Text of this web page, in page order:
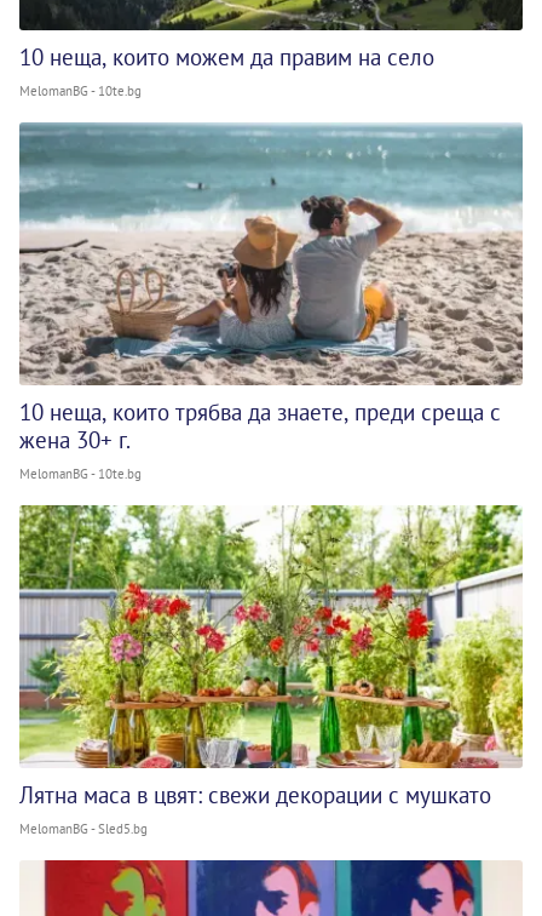
10 неща, които можем да правим на село
MelomanBG - 10te.bg
10 неща, които трябва да знаете, преди среща с
жена 30+ г.
MelomanBG - 10te.bg
Лятна маса в цвят: свежи декорации с мушкато
MelomanBG - Sled5.bg